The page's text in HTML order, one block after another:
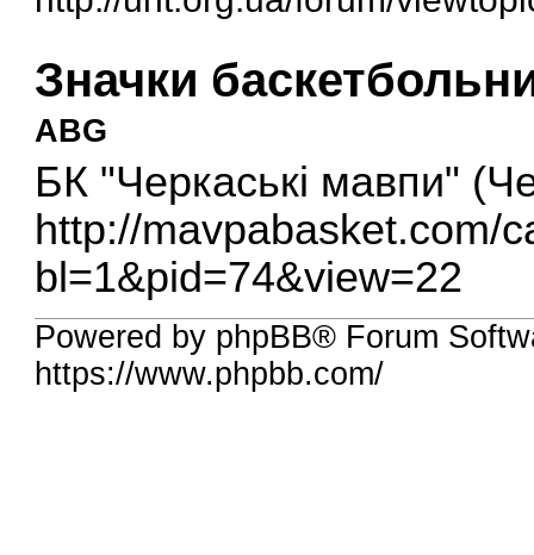
Значки
ABG
БК "Черкаські мавпи"
http://mavpabasket.com/
bl=1&pid=74&view=22
Powered by phpBB® Forum
https://www.phpbb.com/